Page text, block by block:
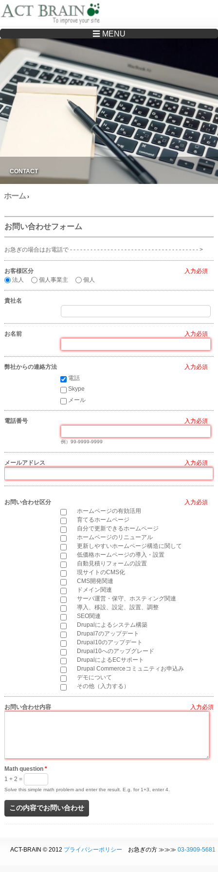
Drupalサイトの制作・保守をどこに頼んでいいか分からない方へ…まずはご相談く
☰ MENU
CONTACT
ホーム ›
お問い合わせフォーム
お急ぎの場合はお電話で - - - - - - - - - - - - - - - - - - - - - - - - - - - - - - - - - - - - - - >
お客様区分
法人
個人事業主 個人
貴社名
お名前
弊社からの連絡方法
電話
Skype
メール
電話番号
例）99-9999-9999
メールアドレス
お問い合わせ区分
ホームページの有効活用
育てるホームページ
自分で更新できるホームページ
ホームページのリニューアル
更新しやすいホームページ構造に関して
低価格ホームページの導入・設置
自動見積りフォームの設置
現サイトのCMS化
CMS開発関連
ドメイン関連
サーバ運営・保守、ホスティング関連
導入、移設、設定、設置、調整
SEO関連
Drupalによるシステム構築
Drupal7のアップデート
Drupal10のアップデート
Drupal10へのアップグレード
DrupalによるECサポート
Drupal Commerceコミュニティお申込み
デモについて
その他（入力する）
お問い合わせ内容
Math question *
1 + 2 =
Solve this simple math problem and enter the result. E.g. for 1+3, enter 4.
ACT-BRAIN © 2012 プライバシーポリシー お急ぎの方 ≫≫≫ 03-3909-5681